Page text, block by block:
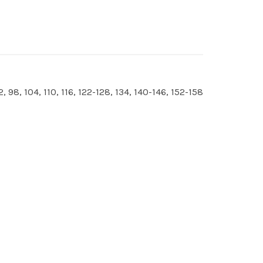
98, 104, 110, 116, 122-128, 134, 140-146, 152-158